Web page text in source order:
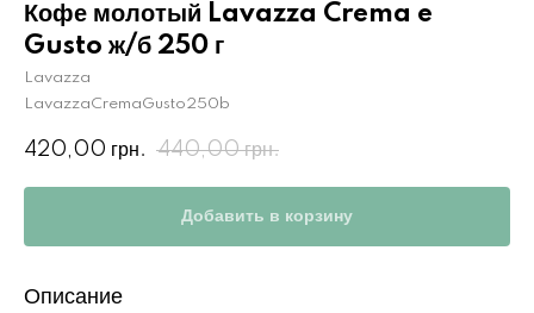
Кофе молотый Lavazza Crema e
Gusto ж/б 250 г
Lavazza
LavazzaCremaGusto250b
420,00 грн. 440,00 грн.
Добавить в корзину
Описание